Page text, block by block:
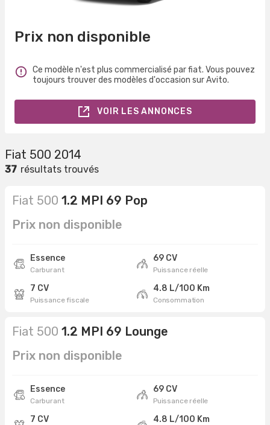
Prix non disponible
Ce modèle n'est plus commercialisé par fiat. Vous pouvez
toujours trouver des modèles d'occasion sur Avito.
VOIR LES ANNONCES
Fiat 500 2014
37 résultats trouvés
Fiat 500 1.2 MPI 69 Pop
Prix non disponible
Essence
Carburant
69 CV
Puissance réelle
7 CV
Puissance fiscale
4.8 L/100 Km
Consommation
Fiat 500 1.2 MPI 69 Lounge
Prix non disponible
Essence
Carburant
69 CV
Puissance réelle
7 CV 4.8 L/100 Km